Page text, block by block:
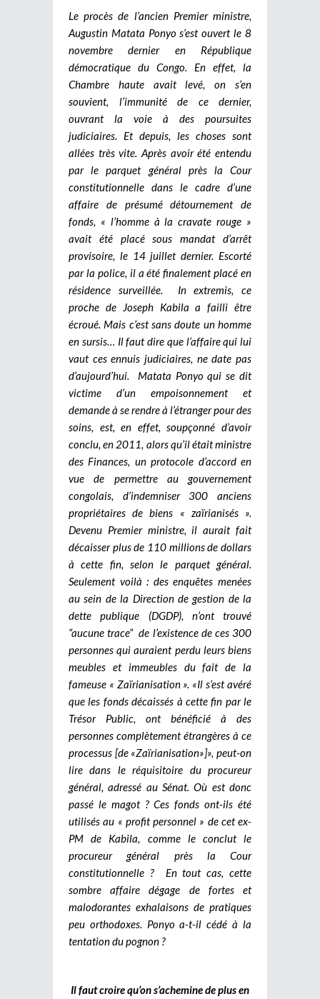
Le procès de l’ancien Premier ministre,
Augustin Matata Ponyo s’est ouvert le 8
novembre dernier en République
démocratique du Congo. En effet, la
Chambre haute avait levé, on s’en
souvient, l’immunité de ce dernier,
ouvrant la voie à des poursuites
judiciaires. Et depuis, les choses sont
allées très vite. Après avoir été entendu
par le parquet général près la Cour
constitutionnelle dans le cadre d’une
affaire de présumé détournement de
fonds, « l’homme à la cravate rouge »
avait été placé sous mandat d’arrêt
provisoire, le 14 juillet dernier. Escorté
par la police, il a été finalement placé en
résidence surveillée. In extremis, ce
proche de Joseph Kabila a failli être
écroué. Mais c’est sans doute un homme
en sursis… Il faut dire que l’affaire qui lui
vaut ces ennuis judiciaires, ne date pas
d’aujourd’hui. Matata Ponyo qui se dit
victime d’un empoisonnement et
demande à se rendre à l’étranger pour des
soins, est, en effet, soupçonné d’avoir
conclu, en 2011, alors qu’il était ministre
des Finances, un protocole d’accord en
vue de permettre au gouvernement
congolais, d’indemniser 300 anciens
propriétaires de biens « zaïrianisés ».
Devenu Premier ministre, il aurait fait
décaisser plus de 110 millions de dollars
à cette fin, selon le parquet général.
Seulement voilà : des enquêtes menées
au sein de la Direction de gestion de la
dette publique (DGDP), n’ont trouvé
“aucune trace” de l’existence de ces 300
personnes qui auraient perdu leurs biens
meubles et immeubles du fait de la
fameuse « Zaïrianisation ». «Il s’est avéré
que les fonds décaissés à cette fin par le
Trésor Public, ont bénéficié à des
personnes complètement étrangères à ce
processus [de «Zaïrianisation»]», peut-on
lire dans le réquisitoire du procureur
général, adressé au Sénat. Où est donc
passé le magot ? Ces fonds ont-ils été
utilisés au « profit personnel » de cet ex-
PM de Kabila, comme le conclut le
procureur général près la Cour
constitutionnelle ? En tout cas, cette
sombre affaire dégage de fortes et
malodorantes exhalaisons de pratiques
peu orthodoxes. Ponyo a-t-il cédé à la
tentation du pognon ?
Il faut croire qu’on s’achemine de plus en